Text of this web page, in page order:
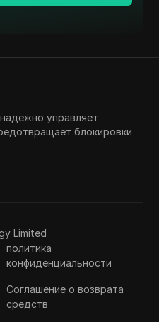
управляет
блокировки
Limited
политика
конфиденциальности
Соглашение о возврата
средств